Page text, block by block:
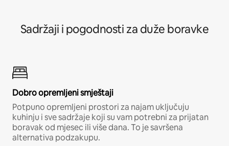
Sadržaji i pogodnosti za duže boravke
Dobro opremljeni smještaji
Potpuno opremljeni prostori za najam uključuju
kuhinju i sve sadržaje koji su vam potrebni za prijatan
boravak od mjesec ili više dana. To je savršena
alternativa podzakupu.